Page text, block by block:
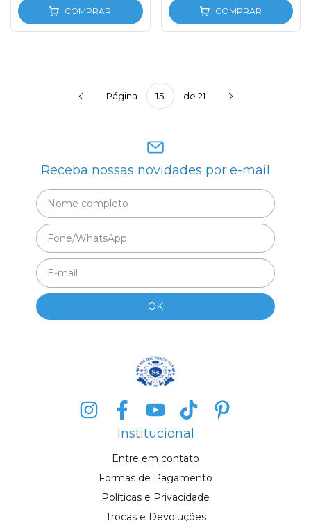
COMPRAR COMPRAR
Página de 21
Receba nossas novidades por e-mail
Institucional
Entre em contato
Formas de Pagamento
Políticas e Privacidade
Trocas e Devoluções